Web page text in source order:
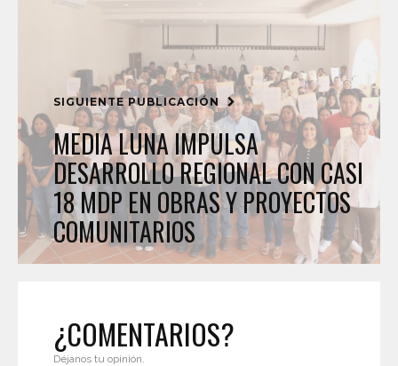
SIGUIENTE PUBLICACIÓN
MEDIA LUNA IMPULSA
DESARROLLO REGIONAL CON CASI
18 MDP EN OBRAS Y PROYECTOS
COMUNITARIOS
¿COMENTARIOS?
Déjanos tu opinión.